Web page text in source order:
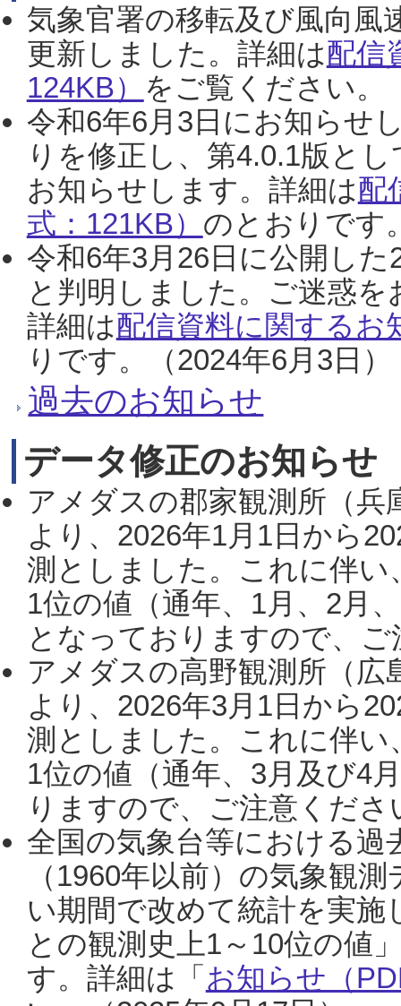
気象官署の移転及び風向風
更新しました。詳細は配信
124KB） をご覧ください。
令和6年6月3日にお知らせ
りを修正し、第4.0.1版と
お知らせします。詳細は配
式：121KB） のとおりです
令和6年3月26日に公開し
と判明しました。ご迷惑
詳細は配信資料に関するお
りです。（2024年6月3日）
過去のお知らせ
データ修正のお知らせ
アメダスの郡家観測所（
より、2026年1月1日から
測としました。これに伴い
1位の値（通年、1月、2月
となっておりますので、
アメダスの高野観測所（
より、2026年3月1日から
測としました。これに伴い
1位の値（通年、3月及び4
りますので、ご注意くだ
全国の気象台等における過
（1960年以前）の気象観
い期間で改めて統計を実
との観測史上1～10位の値
す。詳細は「 お知らせ（